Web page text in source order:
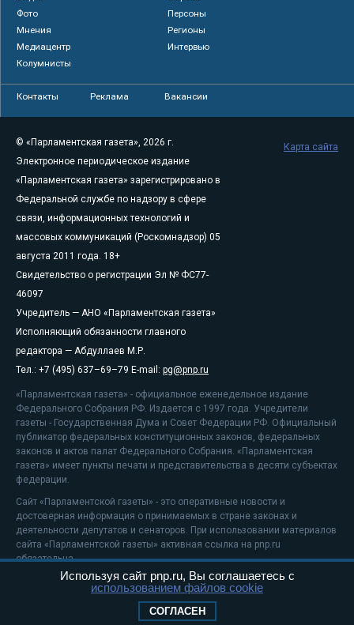
Фото
Персоны
Мнения
Регионы
Медиацентр
Интервью
Колумнисты
Контакты Реклама Вакансии
© «Парламентская газета», 2026 г.
Электронное периодическое издание
«Парламентская газета» зарегистрировано в
Федеральной службе по надзору в сфере
связи, информационных технологий и
массовых коммуникаций (Роскомнадзор) 05
августа 2011 года. 18+
Свидетельство о регистрации Эл № ФС77-
46097
Учредитель — АНО «Парламентская газета»
Исполняющий обязанности главного
редактора — Абдуллаев М.Р.
Тел.: +7 (495) 637–69–79 E-mail: pg@pnp.ru
«Парламентская газета» - официальное еженедельное издание
Федерального Собрания РФ. Издается с 1997 года. Учредители
газеты - Государственная Дума и Совет Федерации РФ. Официальный
публикатор федеральных конституционных законов, федеральных
законов и актов палат Федерального Собрания. «Парламентская
газета» имеет пункты печати и представительства в десяти субъектах
федерации.
Сайт «Парламентской газеты» - это оперативные новости и
достоверная информация о принимаемых в стране законах и
деятельности депутатов и сенаторов. При использовании материалов
сайта «Парламентской газеты» активная ссылка на pnp.ru
обязательна.
На информационном ресурсе применяютсярекомендательные
Положение о защите персональных данных
Карта сайта
Используя сайт pnp.ru, Вы соглашаетесь с
использованием файлов cookie
СОГЛАСЕН